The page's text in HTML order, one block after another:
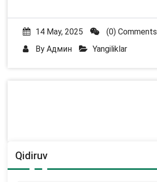
14 May, 2025
(0) Comments
By Админ Yangiliklar
Qidiruv